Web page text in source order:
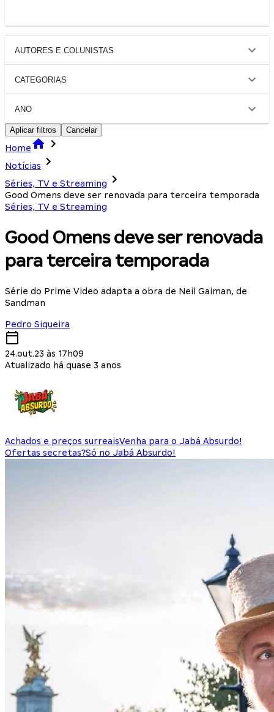
AUTORES E COLUNISTAS
CATEGORIAS
ANO
Aplicar filtros Cancelar
Home
Notícias
Séries, TV e Streaming
Good Omens deve ser renovada para terceira temporada
Séries, TV e Streaming
Good Omens deve ser renovada
para terceira temporada
Série do Prime Video adapta a obra de Neil Gaiman, de
Sandman
Pedro Siqueira
24.out.23 às 17h09
Atualizado há quase 3 anos
Achados e preços surreaisVenha para o Jabá Absurdo!
Ofertas secretas?Só no Jabá Absurdo!